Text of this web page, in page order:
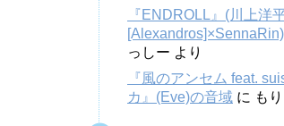
『ENDROLL』(川上洋
っしー より
『風のアンセム feat.
カ』(Eve)の音域 に も